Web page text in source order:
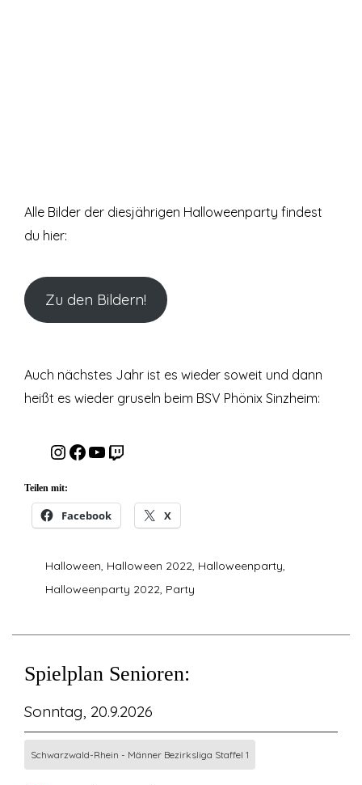
Alle Bilder der diesjährigen Halloweenparty findest
du hier:
Zu den Bildern!
Auch nächstes Jahr ist es wieder soweit und dann
heißt es wieder gruseln beim BSV Phönix Sinzheim:
Instagram
Facebook
YouTube
Twitch
Teilen mit:
Facebook X
Halloween, Halloween 2022, Halloweenparty,
Halloweenparty 2022, Party
Spielplan Senioren:
Sonntag, 20.9.2026
Schwarzwald-Rhein - Männer Bezirksliga Staffel 1